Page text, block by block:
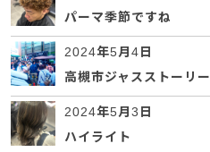
パーマ季節ですね
2024年5月4日
高槻市ジャスストーリー
2024年5月3日
ハイライト